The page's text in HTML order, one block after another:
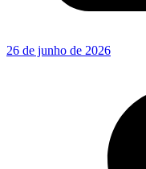
26 de junho de 2026